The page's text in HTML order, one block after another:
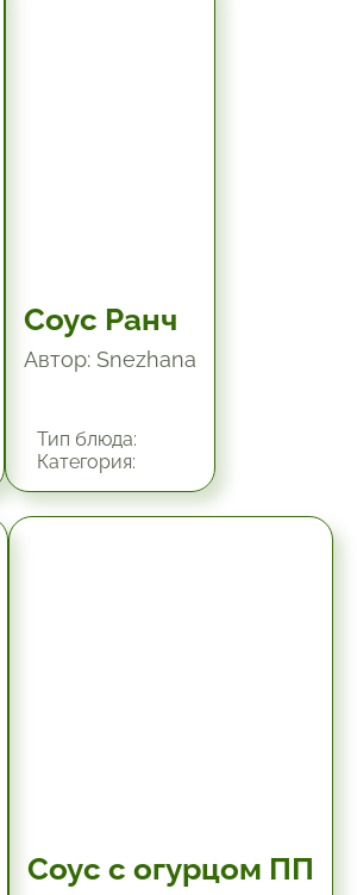
Соус Ранч
Автор: Snezhana
Тип блюда:
Категория:
Соус с огурцом ПП